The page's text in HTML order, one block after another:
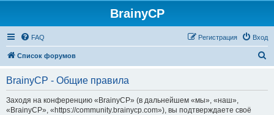
BrainyCP
FAQ Вход
Регистрация
Список форумов
BrainyCP - Общие правила
Заходя на конференцию «BrainyCP» (в дальнейшем «мы», «наш»,
«BrainyCP», «https://community.brainycp.com»), вы подтверждаете своё